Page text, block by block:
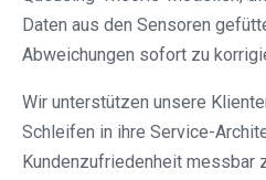
Daten aus den Sensoren
Abweichungen sofort zu
Wir unterstützen unsere
Schleifen in ihre Service-
Kundenzufriedenheit messbar